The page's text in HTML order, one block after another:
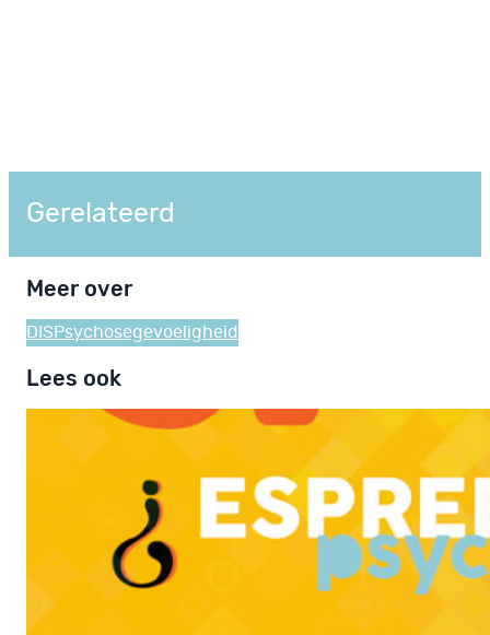
Gerelateerd
Meer over
DIS Psychosegevoeligheid
Lees ook